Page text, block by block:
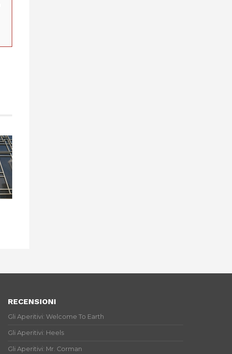
RECENSIONI
Gli Aperitivi: Welcome To Earth
Gli Aperitivi: Heels
Gli Aperitivi: Mr. Corman